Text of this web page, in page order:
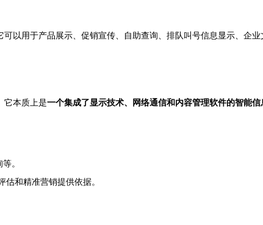
以用于产品展示、促销宣传、自助查询、排队叫号信息显示、企
它本质上是一个集成了显示技术、网络通信和内容管理软件的智能信
。
和精准营销提供依据。